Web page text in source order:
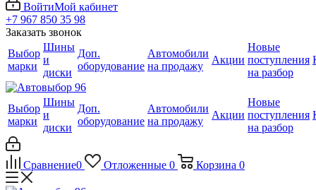
ВойтиМой кабинет
+7 967 850 35 98
Заказать звонок
Выбор
марки
Шины
и
диски
Доп.
оборудование
Автомобили
на продажу
Акции
Новые
поступления
на разбор
Выбор
марки
Шины
и
диски
Доп.
оборудование
Автомобили
на продажу
Акции
Новые
поступления
на разбор
Сравнение0 Отложенные 0 Корзина 0